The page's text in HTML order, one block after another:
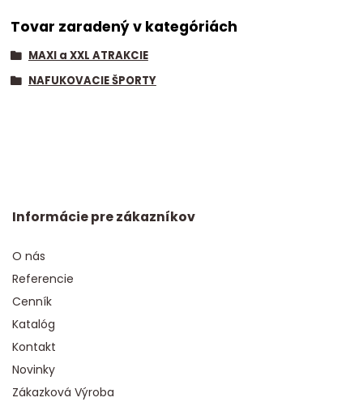
Tovar zaradený v kategóriách
MAXI a XXL ATRAKCIE
NAFUKOVACIE ŠPORTY
Informácie pre zákazníkov
O nás
Referencie
Cenník
Katalóg
Kontakt
Novinky
Zákazková Výroba